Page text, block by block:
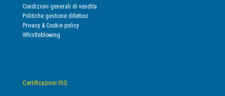
Condizioni generali di vendita
Politiche gestione difettosi
Privacy & Cookie policy
Whistleblowing
Certificazioni ISO